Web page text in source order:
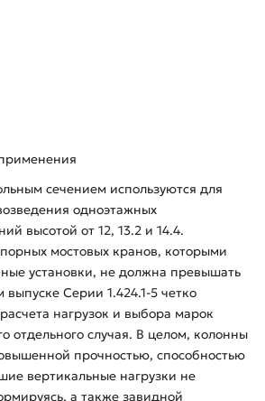
сечением используются для
одноэтажных
высотой от 12, 13.2 и 14.4.
мостовых кранов, которыми
установки, не должна превышать
выпуске Серии 1.424.1-5 четко
нагрузок и выбора марок
отдельного случая. В целом, колонны
прочностью, способностью
вертикальные нагрузки не
а также завидной